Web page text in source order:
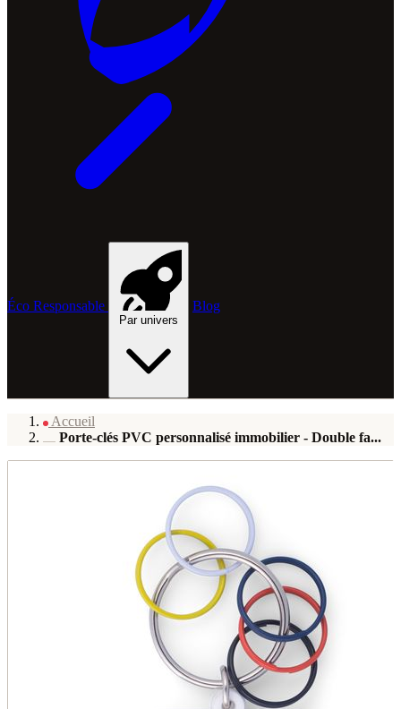
Éco Responsable
Par univers
Blog
Accueil
Porte-clés PVC personnalisé immobilier - Double fa...